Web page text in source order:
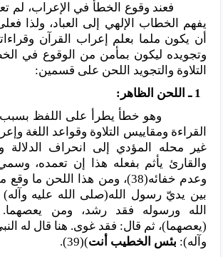
فعند وقوع الخطأ في الإعراب، لم
يفهم الخطاب الإلهي إلى العباد، ولذا
أن يكون ملما بعلم إعراب القرآن
وتجويده ليكون بمأمن من الوقوع في
التلاوة والتجويد اللحن على قسمين:
وهو خطأ يطرأ على اللفظ بسبب
القراءة ومقاييس التلاوة وقواعد اللغة
غير محله المؤدي إلى انحراف الدلالة
والقارئ يأثم بفعله هذا إن تعمده،
وعدم خفائه(38)، ومن هذا
بين يديّ رسول الله(صلى الله عليه
الله ورسوله فقد رشد، ومن
(يعصهما)، ثم قال: فقد غوى. هنا قال له
وآله): بئس الخطيب أنت)(39).